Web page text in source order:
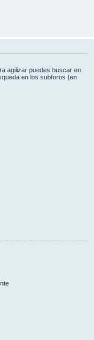
agilizar puedes buscar en
en los subforos (en